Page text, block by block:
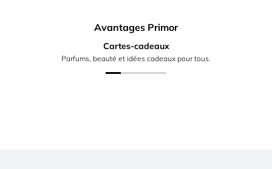
Avantages Primor
Cartes-cadeaux
Parfums, beauté et idées cadeaux pour tous.